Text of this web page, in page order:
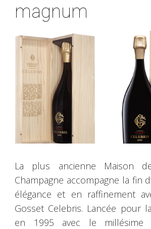
magnum
La plus ancienne Maison
Champagne accompagne la fin
élégance et en raffinement
Gosset Celebris. Lancée pour
en 1995 avec le millésime